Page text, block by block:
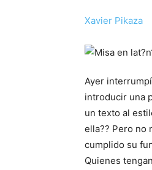
Xavier Pikaza
Ayer
introducir una
un texto al
ella?? Pero no
cumplido su
Quienes